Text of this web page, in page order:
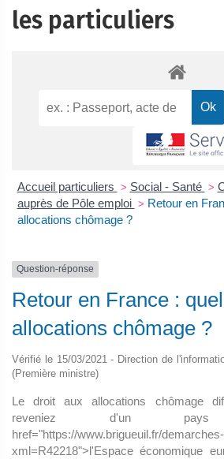
les particuliers
Accueil particuliers > Social - Santé >
auprès de Pôle emploi > Retour en
allocations chômage ?
Question-réponse
Retour en France :
allocations chômage ?
Vérifié le 15/03/2021 - Direction de
(Première ministre)
Le droit aux allocations chômage
reveniez d'un
href="https://www.brigueuil.fr/
xml=R42218">l'Espace économique